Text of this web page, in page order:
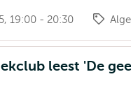
19:00 - 20:30
leest 'De